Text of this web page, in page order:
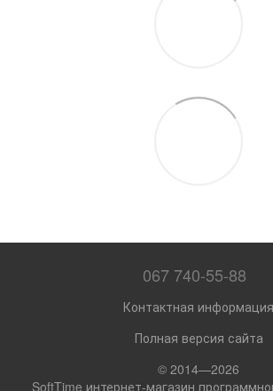
067 740-55-88
Контактная информация
Полная версия сайта
© 2014—2026
SoftTime интернет-магазин